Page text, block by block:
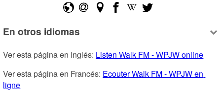
En otros idiomas
Ver esta página en Inglés: Listen Walk FM - WPJW online
Ver esta página en Francés: Ecouter Walk FM - WPJW en
ligne